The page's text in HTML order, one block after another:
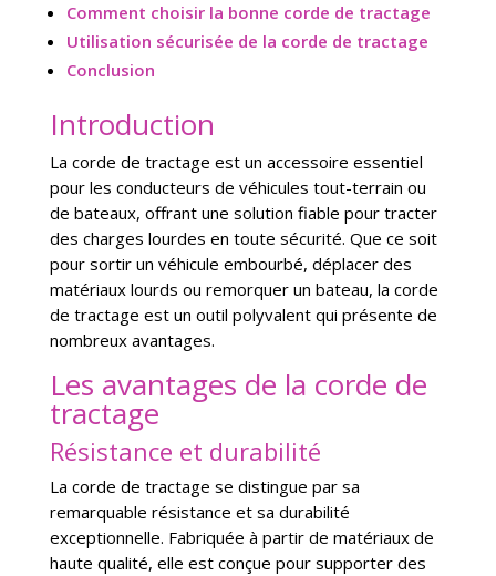
Comment choisir la bonne corde de tractage
Utilisation sécurisée de la corde de tractage
Conclusion
Introduction
La corde de tractage est un accessoire essentiel
pour les conducteurs de véhicules tout-terrain ou
de bateaux, offrant une solution fiable pour tracter
des charges lourdes en toute sécurité. Que ce soit
pour sortir un véhicule embourbé, déplacer des
matériaux lourds ou remorquer un bateau, la corde
de tractage est un outil polyvalent qui présente de
nombreux avantages.
Les avantages de la corde de
tractage
Résistance et durabilité
La corde de tractage se distingue par sa
remarquable résistance et sa durabilité
exceptionnelle. Fabriquée à partir de matériaux de
haute qualité, elle est conçue pour supporter des